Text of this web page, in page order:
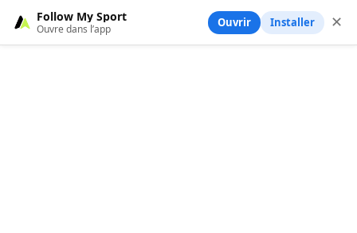
Follow My Sport
Ouvre dans l’app Ouvrir Installer ✕